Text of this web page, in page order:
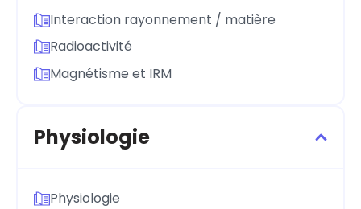
Interaction rayonnement / matière
Radioactivité
Magnétisme et IRM
Physiologie
Physiologie